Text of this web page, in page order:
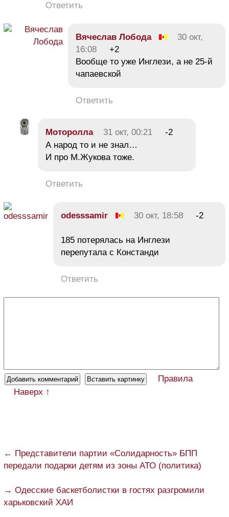
Ответить
Вячеслав Лобода
30 окт,
16:08
+2
Вообще то уже Инглези, а не 25-й
чапаевской
Ответить
Moтoроллa 31 окт, 00:21
-2
А народ то и не знал…
И про М.Жукова тоже.
Ответить
odesssamir 30 окт, 18:58 -2
185 потерялась на Инглези
перепутала с Констанди
Ответить
Правила
Наверх ↑
← Представители партии «Солидарность» БПП
передали подарки детям из зоны АТО (политика)
→ Одесские баскетболистки в гостях разгромили
харьковский ХАИ